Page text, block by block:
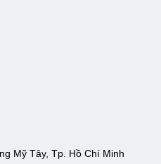
Mỹ Tây, Tp. Hồ Chí Minh